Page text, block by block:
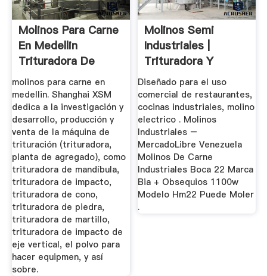
Molinos Para Carne
En Medellin
Trituradora De
Cono
molinos para carne en
medellin. Shanghai XSM
dedica a la investigación y
desarrollo, producción y
venta de la máquina de
trituración (trituradora,
planta de agregado), como
trituradora de mandíbula,
trituradora de impacto,
trituradora de cono,
trituradora de piedra,
trituradora de martillo,
trituradora de impacto de
eje vertical, el polvo para
hacer equipmen, y así
sobre.
Molinos Semi
Industriales |
Trituradora Y
Molinos
Diseñado para el uso
comercial de restaurantes,
cocinas industriales, molino
electrico . Molinos
Industriales –
MercadoLibre Venezuela
Molinos De Carne
Industriales Boca 22 Marca
Bia + Obsequios 1100w
Modelo Hm22 Puede Moler
.